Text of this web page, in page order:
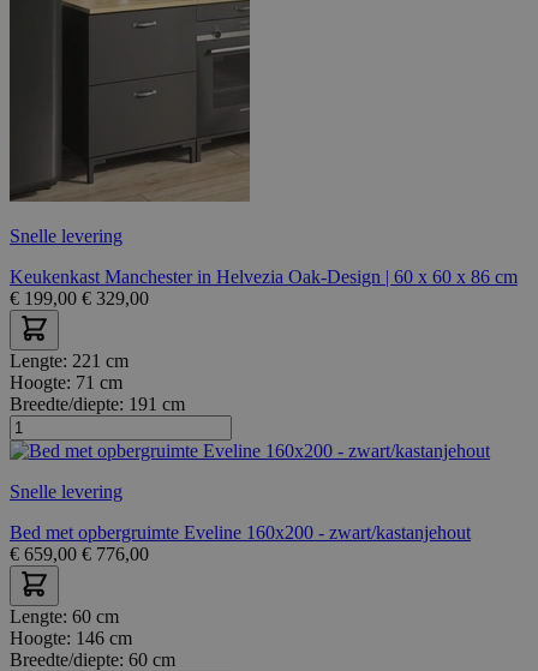
Snelle levering
Keukenkast Manchester in Helvezia Oak-Design | 60 x 60 x 86 cm
€ 199,00 € 329,00
Lengte: 221 cm
Hoogte: 71 cm
Breedte/diepte: 191 cm
Snelle levering
Bed met opbergruimte Eveline 160x200 - zwart/kastanjehout
€ 659,00 € 776,00
Lengte: 60 cm
Hoogte: 146 cm
Breedte/diepte: 60 cm